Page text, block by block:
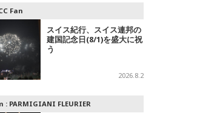
Fan
スイス紀行、スイス連邦の
建国記念日(8/1)を盛大に祝
う
2026.8.2
: PARMIGIANI FLEURIER